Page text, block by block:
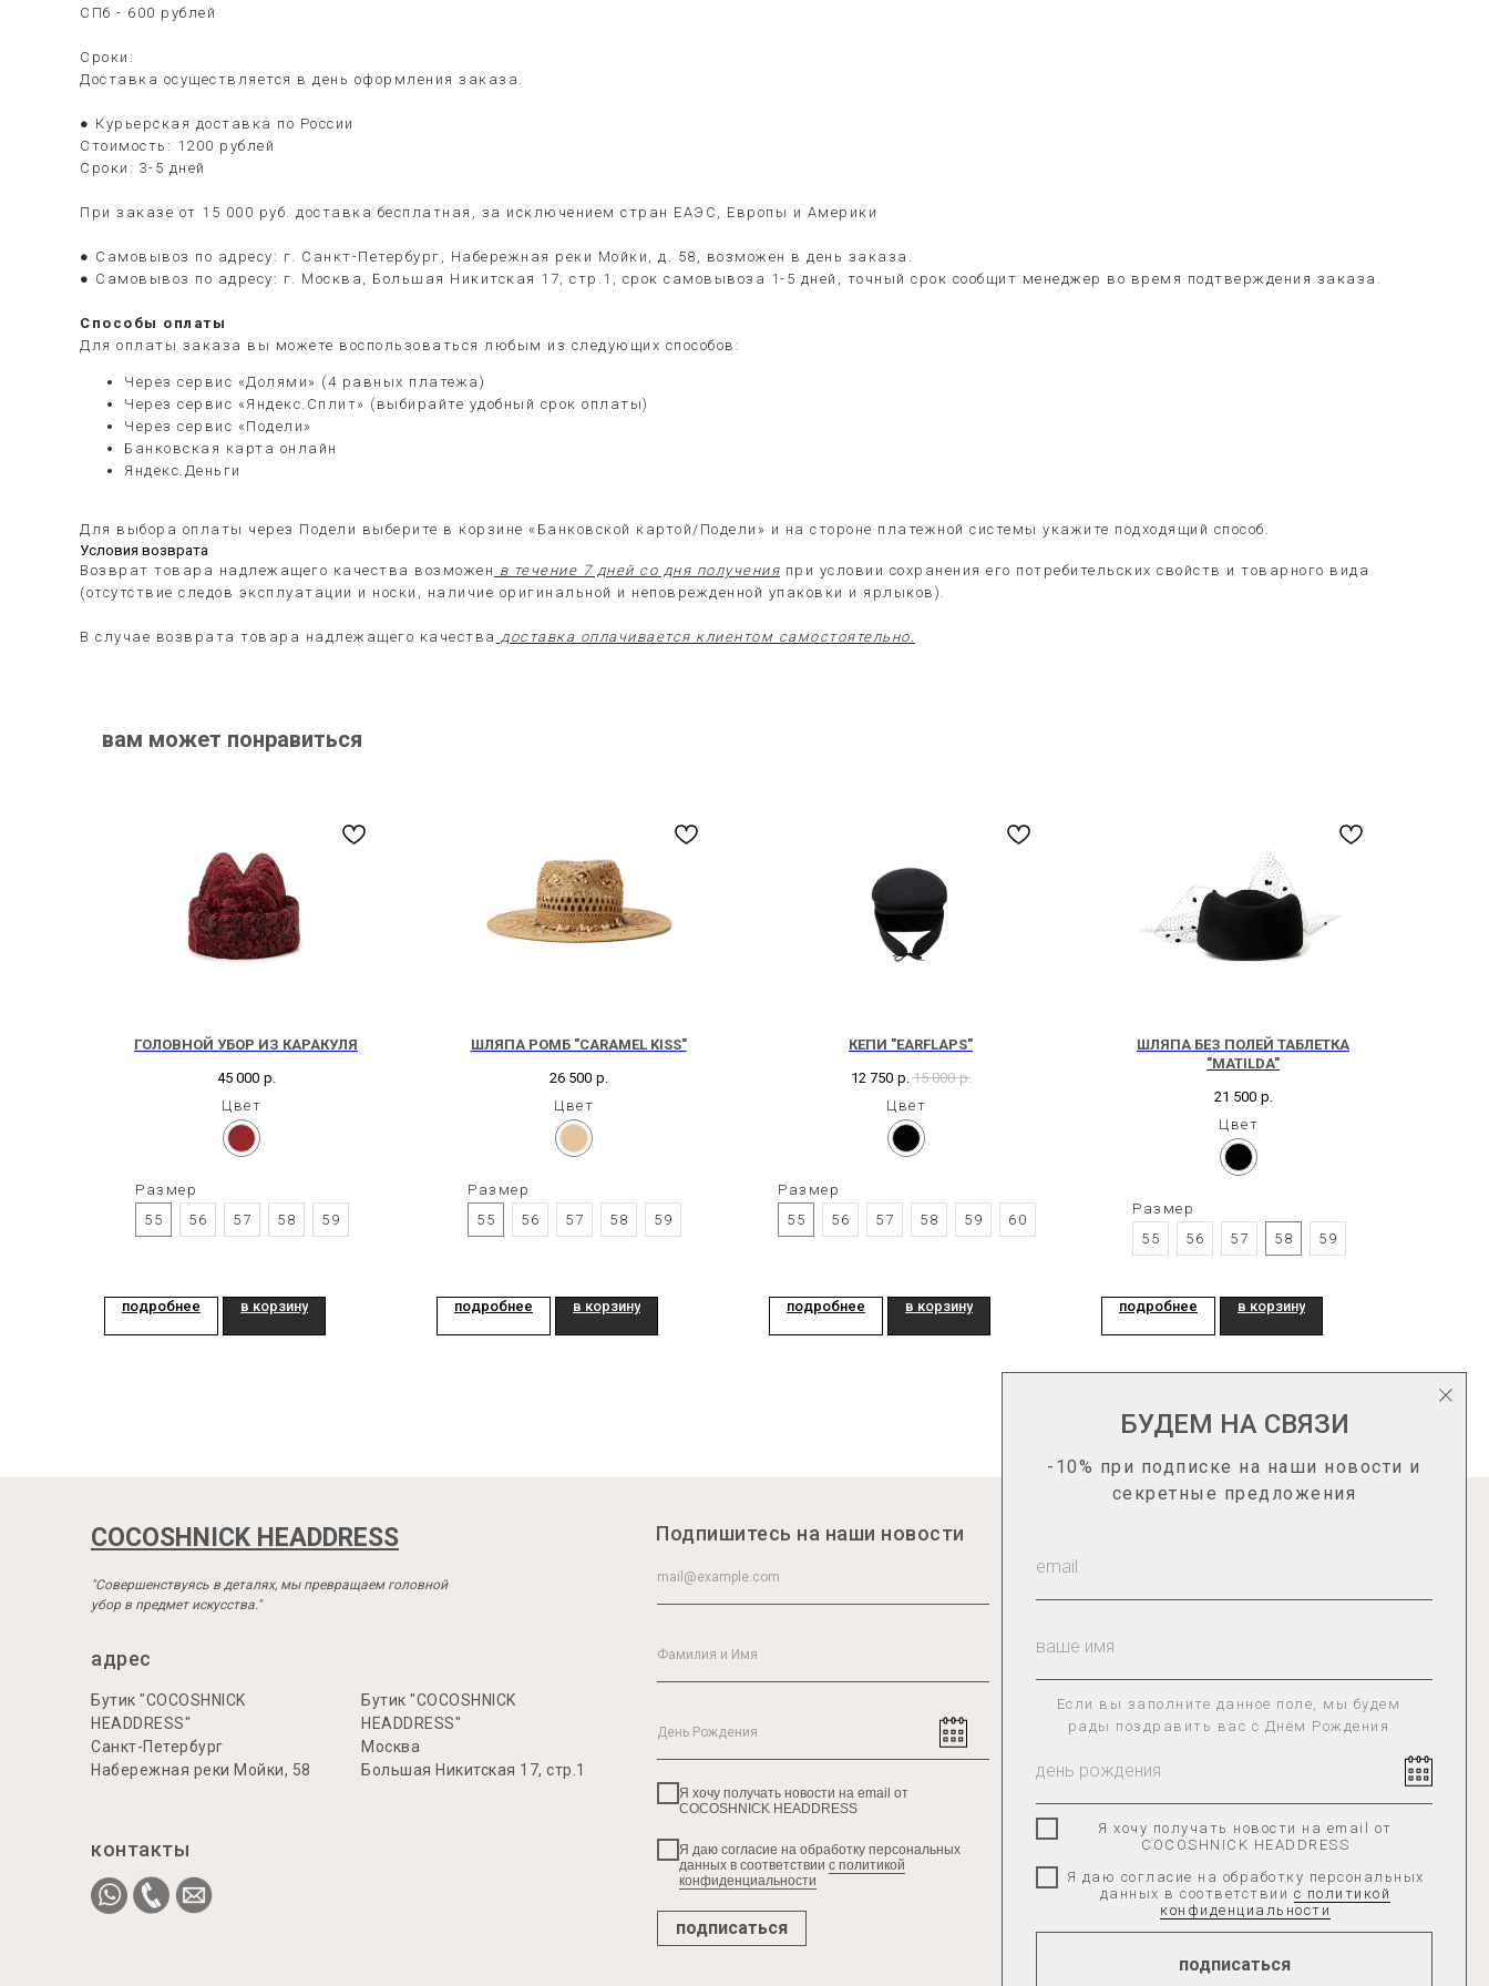
СПб - 600 рублей
Сроки:
Доставка осуществляется в день оформления заказа.
● Курьерская доставка по России
Стоимость: 1200 рублей
Сроки: 3-5 дней
При заказе от 15 000 руб. доставка бесплатная, за исключением стран ЕАЭС, Европы и Америки
● Самовывоз по адресу: г. Санкт-Петербург, Набережная реки Мойки, д. 58, возможен в день заказа.
● Самовывоз по адресу: г. Москва, Большая Никитская 17, стр.1, срок самовывоза 1-5 дней, точный срок сообщит менеджер во время подтверждения заказа.
Способы оплаты
Для оплаты заказа вы можете воспользоваться любым из следующих способов:
Через сервис «Долями» (4 равных платежа)
Через сервис «Яндекс.Сплит» (выбирайте удобный срок оплаты)
Через сервис «Подели»
Банковская карта онлайн
Яндекс.Деньги
Для выбора оплаты через Подели выберите в корзине «Банковской картой/Подели» и на стороне платежной системы укажите подходящий способ.
Условия возврата
Возврат товара надлежащего качества возможен в течение 7 дней со дня получения при условии сохранения его потребительских свойств и товарного вида
(отсутствие следов эксплуатации и носки, наличие оригинальной и неповрежденной упаковки и ярлыков).
В случае возврата товара надлежащего качества доставка оплачивается клиентом самостоятельно.
вам может понравиться
ГОЛОВНОЙ УБОР ИЗ КАРАКУЛЯ
45 000 р.
Цвет
Размер
55
56 57 58 59
подробнее в корзину
ШЛЯПА РОМБ "CARAMEL KISS"
26 500 р.
Цвет
Размер
55
56 57 58 59
подробнее в корзину
КЕПИ "EARFLAPS"
12 750 р. 15 000 р.
Цвет
Размер
55
56 57 58 59 60
подробнее в корзину
ШЛЯПА БЕЗ ПОЛЕЙ ТАБЛЕТКА
"MATILDA"
21 500 р.
Цвет
Размер
55
56 57 58 59
подробнее в корзину
адрес
контакты
"Совершенствуясь в деталях, мы превращаем головной
убор в предмет искусства."
Бутик "COCOSHNICK
HEADDRESS"
Санкт-Петербург
Набережная реки Мойки, 58
Бутик "COCOSHNICK
HEADDRESS"
Москва
Большая Никитская 17, стр.1
COCOSHNICK HEADDRESS
Я хочу получать новости на email от
COCOSHNICK HEADDRESS
Я даю согласие на обработку персональных
данных в соответствии с политикой
конфиденциальности
подписаться
Подпишитесь на наши новости
Каталог
О нас
Доставка и оплата
Оплата «Долями»
Возврат товара
Оплата через Яндекс.Сплит
Сотрудничество
БУДЕМ НА СВЯЗИ
-10% при подписке на наши новости и
секретные предложения
Если вы заполните данное поле, мы будем
рады поздравить вас с Днём Рождения
Я хочу получать новости на email от
COCOSHNICK HEADDRESS
Я даю согласие на обработку персональных
данных в соответствии с политикой
конфиденциальности
подписаться